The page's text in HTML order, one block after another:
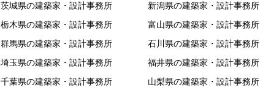
茨城県の建築家・設計事務所
栃木県の建築家・設計事務所
群馬県の建築家・設計事務所
埼玉県の建築家・設計事務所
千葉県の建築家・設計事務所
新潟県の建築家・設計事務所
富山県の建築家・設計事務所
石川県の建築家・設計事務所
福井県の建築家・設計事務所
山梨県の建築家・設計事務所